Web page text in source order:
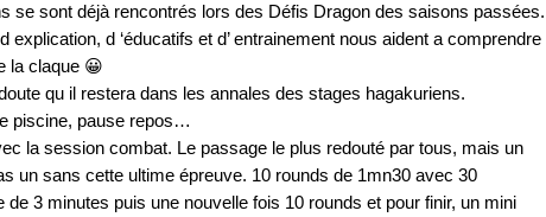
se sont déjà rencontrés lors des Défis Dragon des saisons passées.
explication, d ‘éducatifs et d’ entrainement nous aident a comprendre
la claque 😀
qu il restera dans les annales des stages hagakuriens.
piscine, pause repos…
la session combat. Le passage le plus redouté par tous, mais un
un sans cette ultime épreuve. 10 rounds de 1mn30 avec 30
3 minutes puis une nouvelle fois 10 rounds et pour finir, un mini